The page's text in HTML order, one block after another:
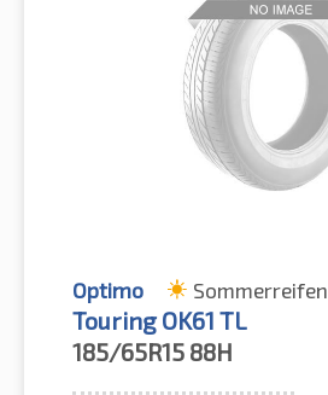
Optimo Sommerreifen
Touring OK61 TL
185/65R15 88H